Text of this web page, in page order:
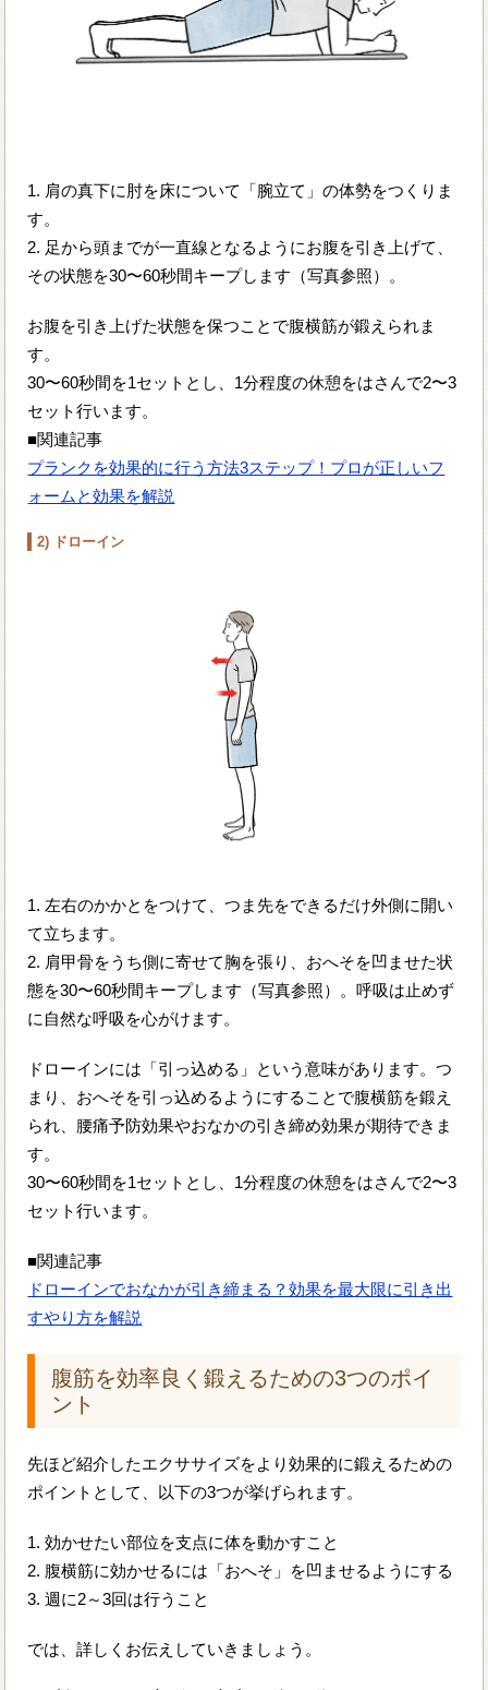
1. 肩の真下に肘を床について「腕立て」の体勢をつくりま
す。
2. 足から頭までが一直線となるようにお腹を引き上げて、
その状態を30〜60秒間キープします（写真参照）。
お腹を引き上げた状態を保つことで腹横筋が鍛えられま
す。
30〜60秒間を1セットとし、1分程度の休憩をはさんで2〜3
セット行います。
■関連記事
プランクを効果的に行う方法3ステップ！プロが正しいフ
ォームと効果を解説
2) ドローイン
1. 左右のかかとをつけて、つま先をできるだけ外側に開い
て立ちます。
2. 肩甲骨をうち側に寄せて胸を張り、おへそを凹ませた状
態を30〜60秒間キープします（写真参照）。呼吸は止めず
に自然な呼吸を心がけます。
ドローインには「引っ込める」という意味があります。つ
まり、おへそを引っ込めるようにすることで腹横筋を鍛え
られ、腰痛予防効果やおなかの引き締め効果が期待できま
す。
30〜60秒間を1セットとし、1分程度の休憩をはさんで2〜3
セット行います。
■関連記事
ドローインでおなかが引き締まる？効果を最大限に引き出
すやり方を解説
腹筋を効率良く鍛えるための3つのポイ
ント
先ほど紹介したエクササイズをより効果的に鍛えるための
ポイントとして、以下の3つが挙げられます。
1. 効かせたい部位を支点に体を動かすこと
2. 腹横筋に効かせるには「おへそ」を凹ませるようにする
3. 週に2～3回は行うこと
では、詳しくお伝えしていきましょう。